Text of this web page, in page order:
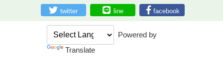
twitter line facebook
Powered by
Translate